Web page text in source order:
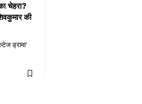
चेहरा?
की
ड्रामा'